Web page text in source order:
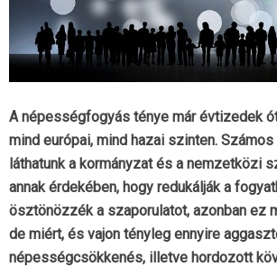
A népességfogyás ténye már évtizedek
mind európai, mind hazai szinten.
láthatunk a kormányzat és a nemzetközi
annak érdekében, hogy redukálják a
ösztönözzék a szaporulatot, azonban ez
de miért, és vajon tényleg ennyire
népességcsökkenés, illetve hordozott